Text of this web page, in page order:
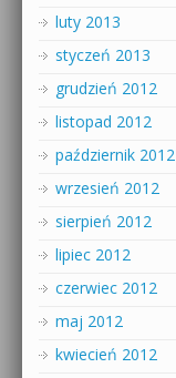
luty 2013
styczeń 2013
grudzień 2012
listopad 2012
październik 2012
wrzesień 2012
sierpień 2012
lipiec 2012
czerwiec 2012
maj 2012
kwiecień 2012